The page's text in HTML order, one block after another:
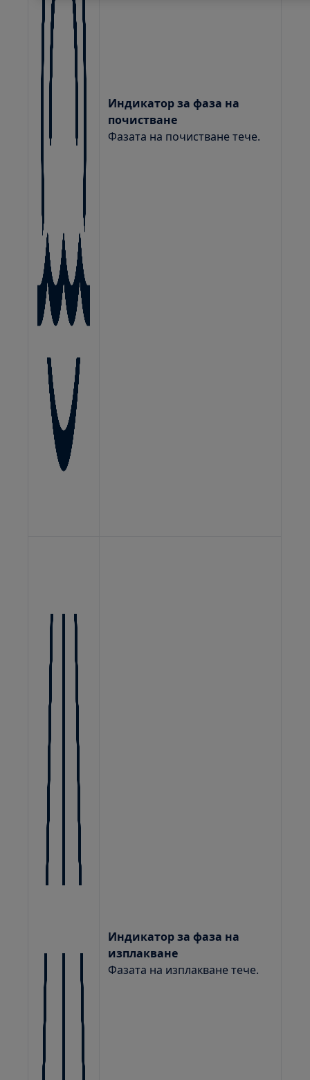
Индикатор за фаза на
почистване
Фазата на почистване тече.
Индикатор за фаза на
изплакване
Фазата на изплакване тече.